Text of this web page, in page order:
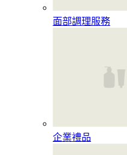
面部調理服務
企業禮品